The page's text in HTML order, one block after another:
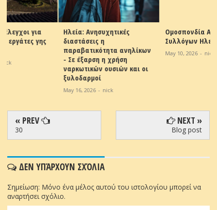
Ηλεία: Ανησυχητικές
διαστάσεις η
παραβατικότητα ανηλίκων
- Σε έξαρση η χρήση
ναρκωτικών ουσιών και οι
Ομοσπονδία Αγροτικών
Συλλόγων Ηλείας
May 10, 2026 -
« PREV
30
NEXT »
Blog post
ΔΕΝ ΥΠΆΡΧΟΥΝ ΣΧΌΛΙΑ
Σημείωση: Μόνο ένα μέλος αυτού του ιστολογίου μπορεί να
αναρτήσει σχόλιο.